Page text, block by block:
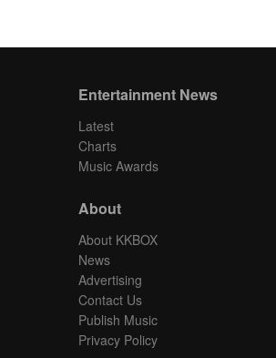
Entertainment News
Latest
Charts
Music Awards
About
About KKBOX
News
Advertising
Contact Us
Publish Music
Privacy Policy